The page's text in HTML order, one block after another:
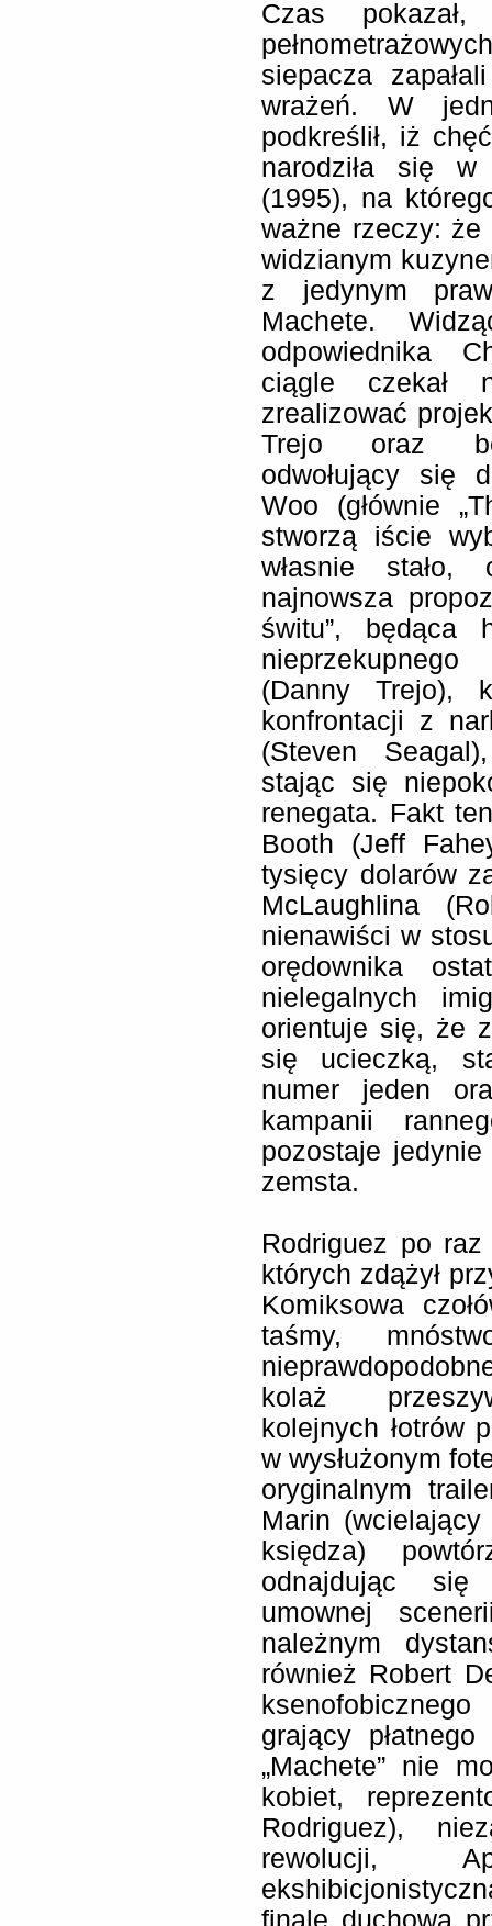
Czas
siepacza
wrażeń. W
podkreślił, iż
narodziła się w
(1995), na
ważne rzeczy:
widzianym
z jedynym
Machete.
odpowiednika
ciągle czekał
zrealizować
Trejo oraz
odwołujący się
Woo (głównie
stworzą iście
własnie
najnowsza
świtu”, będąca
(Danny Trejo),
konfrontacji z
(Steven
stając się
renegata. Fakt
Booth (Jeff
tysięcy dolarów
McLaughlina
nienawiści w
orędownika
nielegalnych
orientuje się, że
się ucieczką,
numer jeden
kampanii
pozostaje
zemsta.
Rodriguez po raz
których zdążył
Komiksowa
taśmy,
kolaż
kolejnych łotrów
w wysłużonym
oryginalnym
Marin
księdza)
odnajdując się
umownej
należnym
również Robert
grający płatnego
„Machete” nie
kobiet,
Rodriguez),
rewolucji,
finale duchową